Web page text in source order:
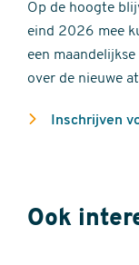
Op de hoogte
eind 2026 mee
een
over de nieuwe
Inschrijven
Ook